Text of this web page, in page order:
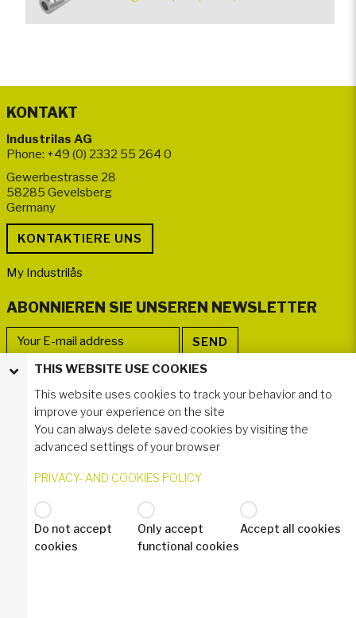
KONTAKT
Industrilas AG
Phone: +49 (0) 2332 55 264 0
Gewerbestrasse 28
58285 Gevelsberg
Germany
My Industrilås
ABONNIEREN SIE UNSEREN NEWSLETTER
FOLLOWER WERDEN
THIS WEBSITE USE COOKIES
This website uses cookies to track your behavior and to
improve your experience on the site
You can always delete saved cookies by visiting the
advanced settings of your browser
PRIVACY- AND COOKIES POLICY
Do not accept
cookies
Only accept
functional cookies
Accept all cookies
© 2020 Industrilås AB